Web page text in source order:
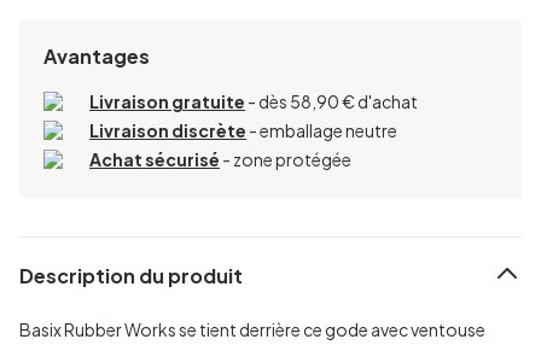
Avantages
Livraison gratuite - dès 58,90 € d'achat
Livraison discrète - emballage neutre
Achat sécurisé - zone protégée
Description du produit
Basix Rubber Works se tient derrière ce gode avec ventouse